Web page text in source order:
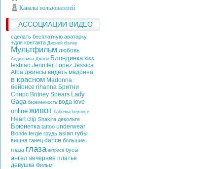
Каналы пользователей
АССОЦИАЦИИ ВИДЕО
сделать бесплатную аватарку
+для контакта Дисней disney
Мультфильм любовь
Анджелина Джоли Блондинка kiss
lesbian Jennifer Lopez Jessica
Alba джинсы видеть мадонна
в красном Madonna
бейонсе rihanna Бритни
Спирс Britney Spears Lady
Gaga беременность вода love
online живот бабочка beyonce
Heart clip Shakira декольте
Брюнетка tattoo underwear
Blonde fergie грудь asian губы
вишня танец dance большие
глаза глаза актриса бусы
ангел вечернее платье
девушка Фильм